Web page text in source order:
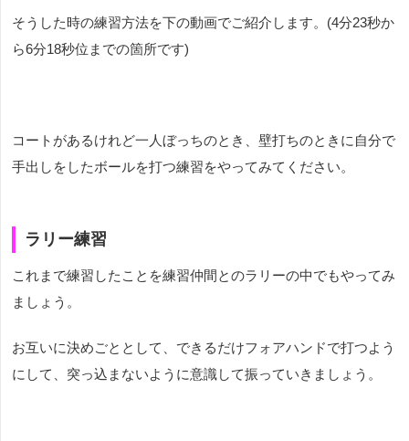
そうした時の練習方法を下の動画でご紹介します。(4分23秒か
ら6分18秒位までの箇所です)
コートがあるけれど一人ぼっちのとき、壁打ちのときに自分で
手出しをしたボールを打つ練習をやってみてください。
ラリー練習
これまで練習したことを練習仲間とのラリーの中でもやってみ
ましょう。
お互いに決めごととして、できるだけフォアハンドで打つよう
にして、突っ込まないように意識して振っていきましょう。